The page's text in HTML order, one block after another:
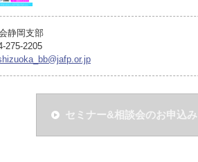
静岡支部
275-2205
セミナー&相談会のお申込み